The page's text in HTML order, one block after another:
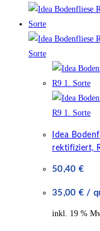
Idea
rektifiziert,
50,40 €
35,00 € /
inkl. 19 %